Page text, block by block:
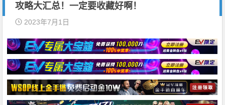
攻略大汇总！一定要收藏好啊！
2023年7月1日